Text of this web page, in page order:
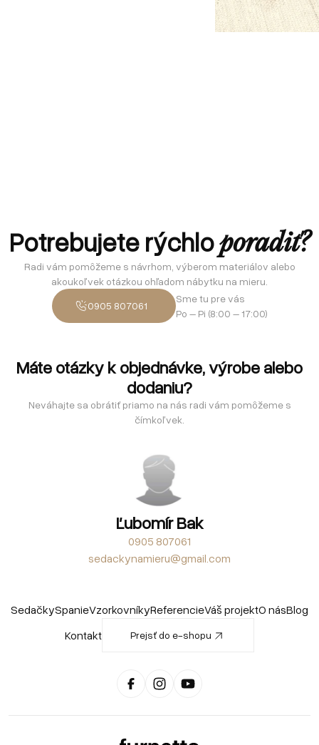
Potrebujete rýchloporadiť?
Radi vám pomôžeme s návrhom, výberom materiálov alebo
akoukoľvek otázkou ohľadom nábytku na mieru.
0905 807061
Sme tu pre vás
Po – Pi (8:00 – 17:00)
Máte otázky k objednávke, výrobe alebo
dodaniu?
Neváhajte sa obrátiť priamo na nás radi vám pomôžeme s
čímkoľvek.
Ľubomír Bak
0905 807061
sedackynamieru@gmail.com
SedačkySpanieVzorkovníkyReferencieVáš projektO násBlog
Kontakt
Prejsť do e-shopu